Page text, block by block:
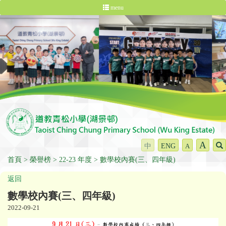
menu
中 ENG A A
首頁 榮譽榜 22-23 年度 數學校內賽(三、四年級)
返回
數學校內賽(三、四年級)
2022-09-21